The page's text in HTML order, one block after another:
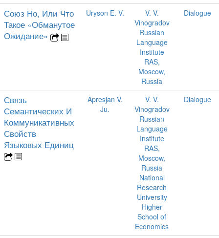
Союз Но, Или Что
Такое «Обманутое
Ожидание»
Uryson E. V.
V. V.
Vinogradov
Russian
Language
Institute
RAS,
Moscow,
Russia
Dialogue
Связь
Семантических И
Коммуникативных
Свойств
Языковых Единиц
Apresjan V.
Ju.
V. V.
Vinogradov
Russian
Language
Institute
RAS,
Moscow,
Russia
National
Research
University
Higher
School of
Economics
Dialogue